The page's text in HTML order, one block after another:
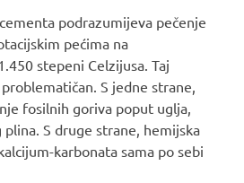
podrazumijeva pečenje
pećima na
stepeni Celzijusa. Taj
S jedne strane,
fosilnih goriva poput uglja,
S druge strane, hemijska
karbonata sama po sebi